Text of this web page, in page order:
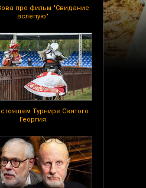
про фильм "Свидание
вслепую"
Турнире Святого
Георгия